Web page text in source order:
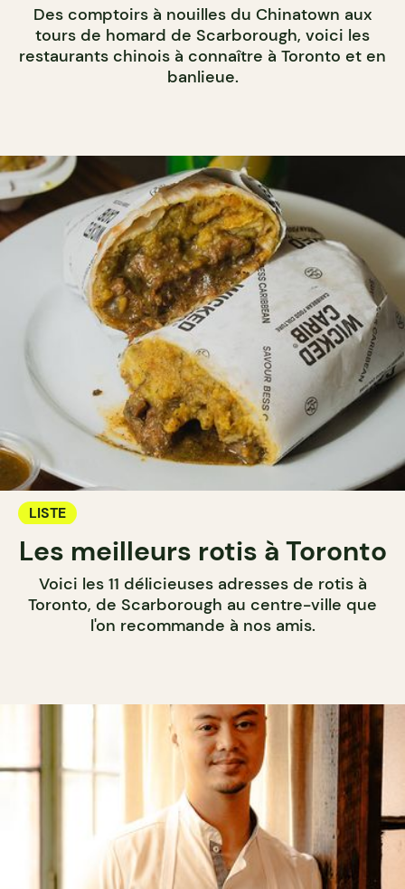
Des comptoirs à nouilles du Chinatown aux
tours de homard de Scarborough, voici les
restaurants chinois à connaître à Toronto et en
banlieue.
LISTE
Les meilleurs rotis à Toronto
Voici les 11 délicieuses adresses de rotis à
Toronto, de Scarborough au centre-ville que
l'on recommande à nos amis.